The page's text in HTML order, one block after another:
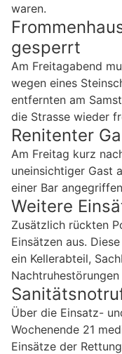
waren.
gesperrt
Am Freitagabend
wegen eines
entfernten am
die Strasse wieder
Renitenter
Am Freitag kurz
uneinsichtiger Gast
einer Bar
Weitere
Zusätzlich rückten
Einsätzen aus.
ein Kellerabteil,
Über die Einsatz-
Wochenende 21
Einsätze der